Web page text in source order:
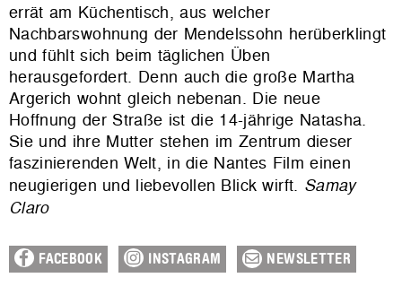
errät am Küchentisch, aus welcher
Nachbarswohnung der Mendelssohn herüberklingt
und fühlt sich beim täglichen Üben
herausgefordert. Denn auch die große Martha
Argerich wohnt gleich nebenan. Die neue
Hoffnung der Straße ist die 14-jährige Natasha.
Sie und ihre Mutter stehen im Zentrum dieser
faszinierenden Welt, in die Nantes Film einen
neugierigen und liebevollen Blick wirft. Samay
Claro
FACEBOOK INSTAGRAM NEWSLETTER